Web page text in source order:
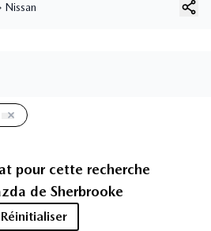
Nissan
pour cette recherche
de Sherbrooke
Réinitialiser